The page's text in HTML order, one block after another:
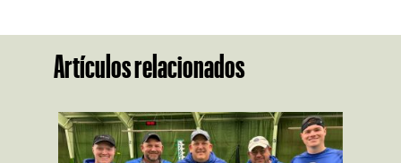
Artículos relacionados